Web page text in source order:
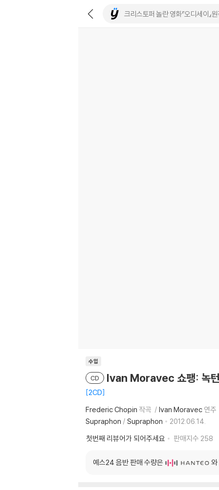
수입
CD Ivan Moravec 쇼팽: 녹
2CD
Frederic Chopin 작곡 Ivan Moravec 연주
Supraphon / Supraphon
2012.06.14.
첫번째 리뷰어가 되어주세요
판매지수 258
예스24 음반 판매 수량은 와